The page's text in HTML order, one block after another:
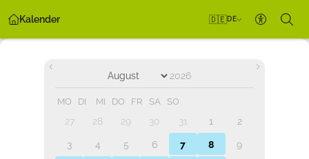
Kalender 🇩🇪DE
MO DI MI DO FR SA SO
27 28 29 30 31 1 2
3 4 5 6 7 8 9